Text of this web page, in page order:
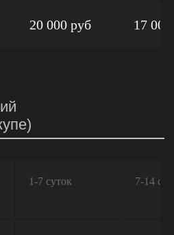
20 000 руб 17
1-7 суток 7-14